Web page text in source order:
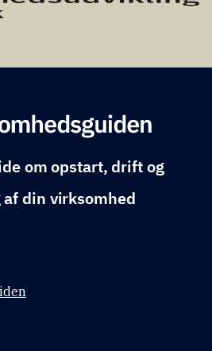
om opstart, drift og
din virksomhed